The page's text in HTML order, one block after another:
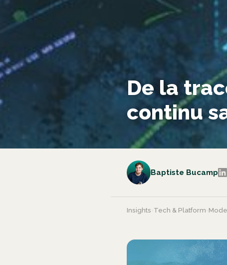
De la
continu
Baptiste Bucamp
Insights Tech & Platform